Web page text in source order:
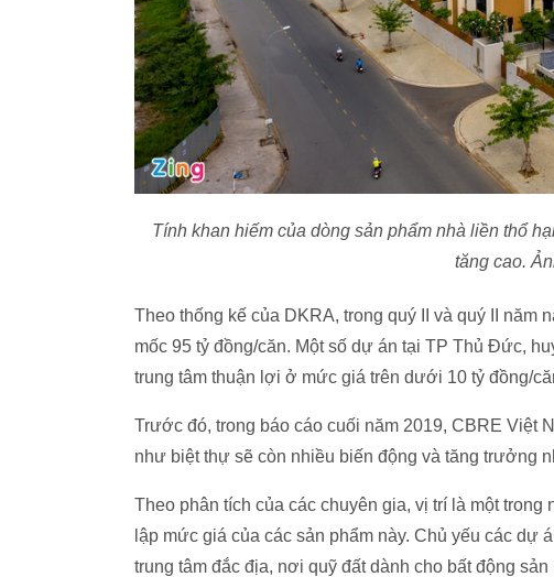
Tính khan hiếm của dòng sản phẩm nhà liền thổ
tăng cao.
Theo thống kế của DKRA, trong quý II và quý II năm
mốc 95 tỷ đồng/căn. Một số dự án tại TP Thủ Đức,
trung tâm thuận lợi ở mức giá trên dưới 10 tỷ đồng/
Trước đó, trong báo cáo cuối năm 2019, CBRE Việt
như biệt thự sẽ còn nhiều biến động và tăng trưởng
Theo phân tích của các chuyên gia, vị trí là một
lập mức giá của các sản phẩm này. Chủ yếu các
trung tâm đắc địa, nơi quỹ đất dành cho bất động